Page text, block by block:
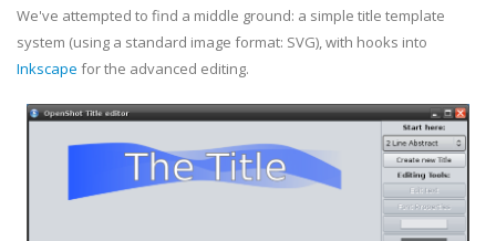
We've attempted to find a middle ground: a simple title template
system (using a standard image format: SVG), with hooks into
Inkscape for the advanced editing.